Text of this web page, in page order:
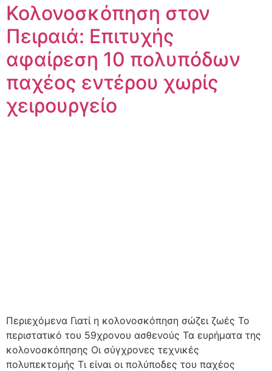
Κολονοσκόπηση στον
Πειραιά: Επιτυχής
αφαίρεση 10 πολυπόδων
παχέος εντέρου χωρίς
χειρουργείο
Περιεχόμενα Γιατί η κολονοσκόπηση σώζει ζωές Το
περιστατικό του 59χρονου ασθενούς Τα ευρήματα της
κολονοσκόπησης Οι σύγχρονες τεχνικές
πολυπεκτομής Τι είναι οι πολύποδες του παχέος